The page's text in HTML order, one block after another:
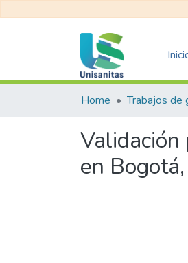
Home Trabajos de
Validación
en